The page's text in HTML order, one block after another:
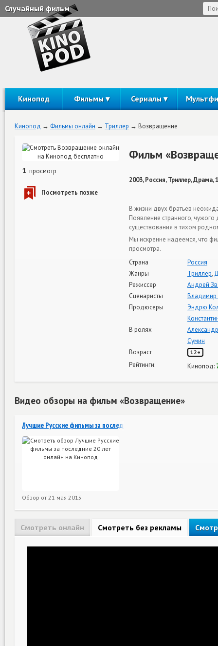
Случайный фильм
Кинопод Фильмы Сериалы
Кинопод Фильмы онлайн Триллер Возвращение
1 просмотр
Фильм
2003, Россия, Триллер, Драма,
В жизни двух братьев
Появление странного,
существования в тихом
Мы искренне надеемся, что
просмотра.
Страна
Россия
Жанры
Триллер,
Режиссер
Андрей
Сценаристы
Владимир
Продюсеры
Эндрю
В ролях
Сумин
Возраст
12+
Рейтинги: Кинопод:
Видео обзоры на фильм «Возвращение»
Лучшие Русские фильмы за последние 20 лет
Обзор от 21 мая 2015
Смотреть онлайн Смотреть без рекламы